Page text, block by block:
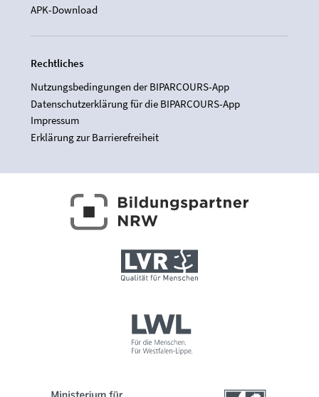
APK-Download
Rechtliches
Nutzungsbedingungen der BIPARCOURS-App
Datenschutzerklärung für die BIPARCOURS-App
Impressum
Erklärung zur Barrierefreiheit